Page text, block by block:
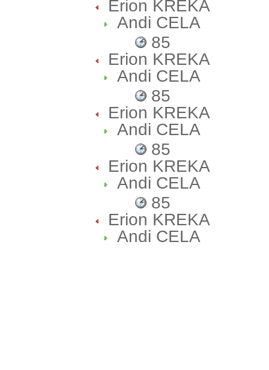
Erion KREKA
Andi CELA
85
Erion KREKA
Andi CELA
85
Erion KREKA
Andi CELA
85
Erion KREKA
Andi CELA
85
Erion KREKA
Andi CELA